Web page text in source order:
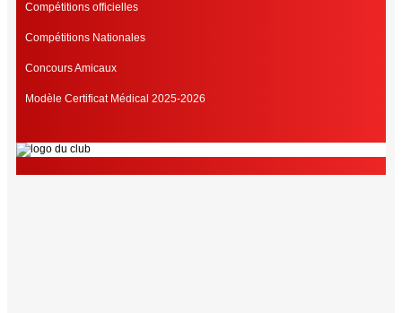
Compétitions officielles
Compétitions Nationales
Concours Amicaux
Modèle Certificat Médical 2025-2026